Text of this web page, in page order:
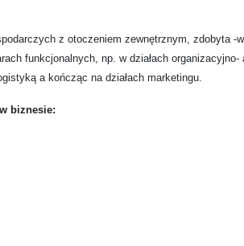
z otoczeniem zewnętrznym, zdobyta -
funkcjonalnych, np. w działach organizacyjno-
a kończąc na działach marketingu.
biznesie: